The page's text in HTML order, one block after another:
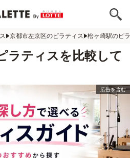
京都市左京区のピラティス 松ヶ崎駅のピ
ラティスを比較して